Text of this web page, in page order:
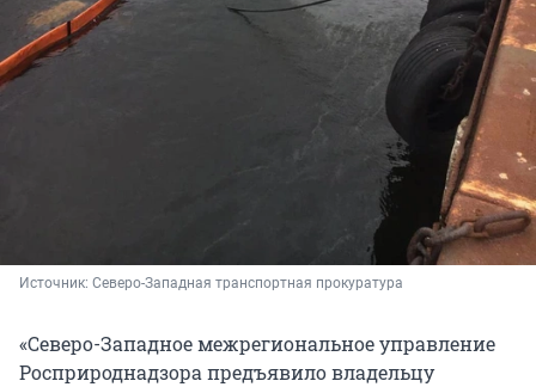
Источник: Северо-Западная транспортная прокуратура
«Северо-Западное межрегиональное управление
Росприроднадзора предъявило владельцу